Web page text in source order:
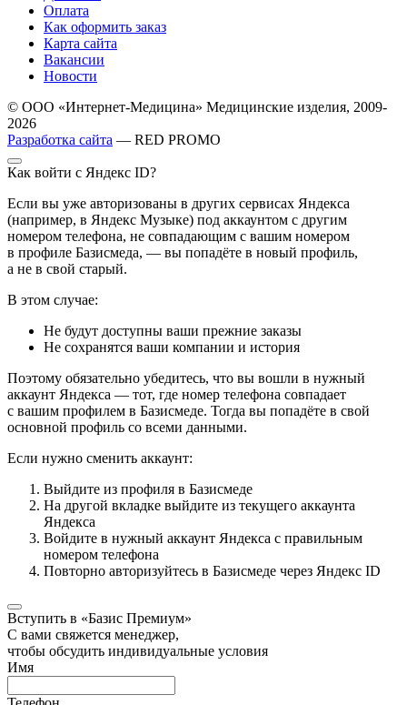
Оплата
Как оформить заказ
Карта сайта
Вакансии
Новости
© ООО «Интернет-Медицина» Медицинские изделия, 2009-
2026
Разработка сайта — RED PROMO
Как войти с Яндекс ID?
Если вы уже авторизованы в других сервисах Яндекса
(например, в Яндекс Музыке) под аккаунтом с другим
номером телефона, не совпадающим с вашим номером
в профиле Базисмеда, — вы попадёте в новый профиль,
а не в свой старый.
В этом случае:
Не будут доступны ваши прежние заказы
Не сохранятся ваши компании и история
Поэтому обязательно убедитесь, что вы вошли в нужный
аккаунт Яндекса — тот, где номер телефона совпадает
с вашим профилем в Базисмеде. Тогда вы попадёте в свой
основной профиль со всеми данными.
Если нужно сменить аккаунт:
Выйдите из профиля в Базисмеде
На другой вкладке выйдите из текущего аккаунта
Яндекса
Войдите в нужный аккаунт Яндекса с правильным
номером телефона
Повторно авторизуйтесь в Базисмеде через Яндекс ID
Вступить в «Базис Премиум»
С вами свяжется менеджер,
чтобы обсудить индивидуальные условия
Имя